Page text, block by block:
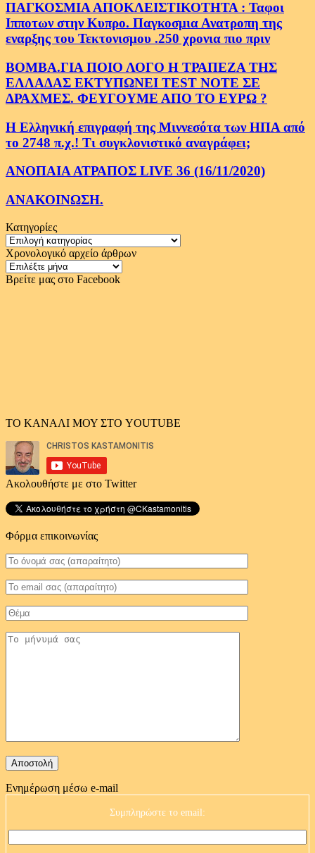
ΠΑΓΚΟΣΜΙΑ ΑΠΟΚΛΕΙΣΤΙΚΟΤΗΤΑ : Ταφοι
Ιπποτων στην Κυπρο. Παγκοσμια Ανατροπη της
εναρξης του Τεκτονισμου .250 χρονια πιο πριν
ΒΟΜΒΑ.ΓΙΑ ΠΟΙΟ ΛΟΓΟ Η ΤΡΑΠΕΖΑ ΤΗΣ
ΕΛΛΑΔΑΣ ΕΚΤΥΠΩΝΕΙ TEST NOTE ΣΕ
ΔΡΑΧΜΕΣ. ΦΕΥΓΟΥΜΕ ΑΠΟ ΤΟ ΕΥΡΩ ?
Η Ελληνική επιγραφή της Μιννεσότα των ΗΠΑ από
το 2748 π.χ.! Τι συγκλονιστικό αναγράφει;
ΑΝΟΠΑΙΑ ΑΤΡΑΠΟΣ LIVE 36 (16/11/2020)
ΑΝΑΚΟΙΝΩΣΗ.
Κατηγορίες
Κατηγορίες
Χρονολογικό αρχείο άρθρων
Χρονολογικό
αρχείο
Βρείτε μας στο Facebook
ΤΟ ΚΑΝΑΛΙ ΜΟΥ ΣΤΟ YOUTUBE
Ακολουθήστε με στο Twitter
Φόρμα επικοινωνίας
Ενημέρωση μέσω e-mail
Συμπληρώστε το email: